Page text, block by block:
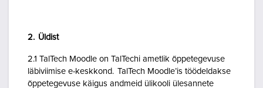
2. Üldist
2.1 TalTech Moodle on TalTechi ametlik õppetegevuse
läbiviimise e-keskkond. TalTech Moodle’is töödeldakse
õppetegevuse käigus andmeid ülikooli ülesannete